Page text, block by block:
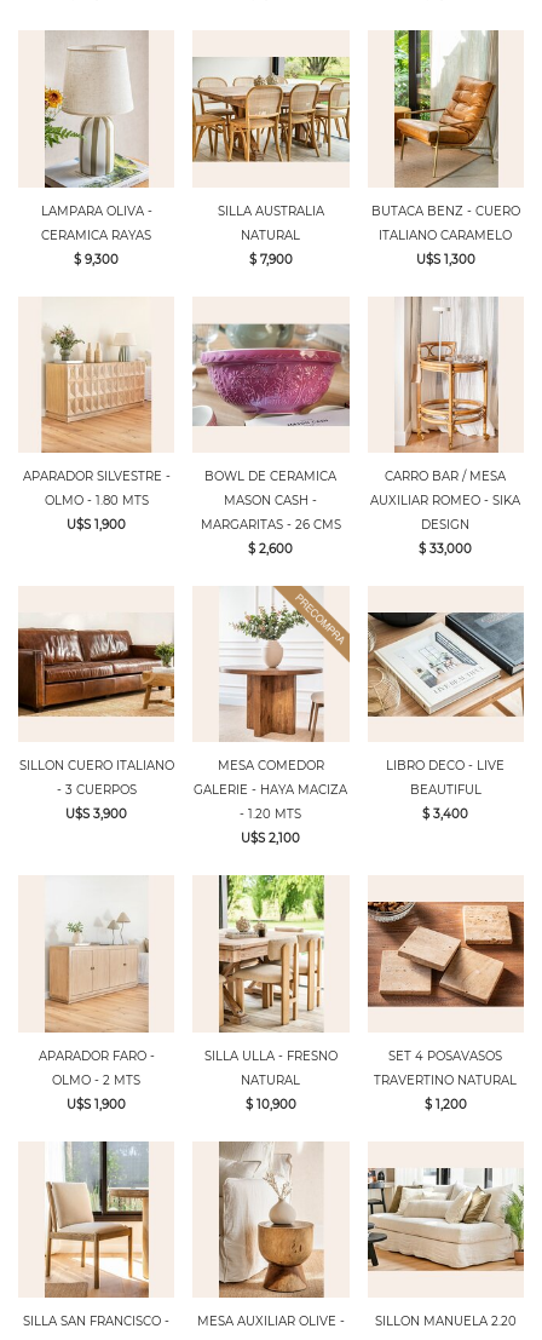
LAMPARA OLIVA -
CERAMICA RAYAS
$ 9,300
SILLA AUSTRALIA
NATURAL
$ 7,900
BUTACA BENZ - CUERO
ITALIANO CARAMELO
U$S 1,300
APARADOR SILVESTRE -
OLMO - 1.80 MTS
U$S 1,900
BOWL DE CERAMICA
MASON CASH -
MARGARITAS - 26 CMS
$ 2,600
CARRO BAR / MESA
AUXILIAR ROMEO - SIKA
DESIGN
$ 33,000
SILLON CUERO ITALIANO
- 3 CUERPOS
U$S 3,900
MESA COMEDOR
GALERIE - HAYA MACIZA
- 1.20 MTS
U$S 2,100
LIBRO DECO - LIVE
BEAUTIFUL
$ 3,400
APARADOR FARO -
OLMO - 2 MTS
U$S 1,900
SILLA ULLA - FRESNO
NATURAL
$ 10,900
SET 4 POSAVASOS
TRAVERTINO NATURAL
$ 1,200
SILLA SAN FRANCISCO -
MESA AUXILIAR OLIVE -
SILLON MANUELA 2.20